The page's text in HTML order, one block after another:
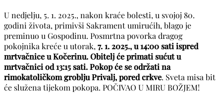
U nedjelju, 5. 1. 2025., nakon kraće bolesti, u svojoj 80.
godini života, primivši Sakrament umirućih, blago je
preminuo u Gospodinu. Posmrtna povorka dragog
pokojnika kreće u utorak, 7. 1. 2025., u 14:00 sati ispred
mrtvačnice u Kočerinu. Obitelj će primati sućut u
mrtvačnici od 13:15 sati. Pokop će se održati na
rimokatoličkom groblju Privalj, pored crkve. Sveta misa bit
će služena tijekom pokopa. POČIVAO U MIRU BOŽJEM!